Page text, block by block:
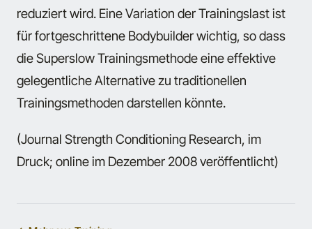
reduziert wird. Eine Variation der Trainingslast ist
für fortgeschrittene Bodybuilder wichtig, so dass
die Superslow Trainingsmethode eine effektive
gelegentliche Alternative zu traditionellen
Trainingsmethoden darstellen könnte.
(Journal Strength Conditioning Research, im
Druck; online im Dezember 2008 veröffentlicht)